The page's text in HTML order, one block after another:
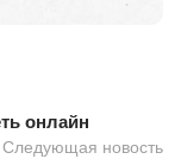
онлайн
Следующая новость